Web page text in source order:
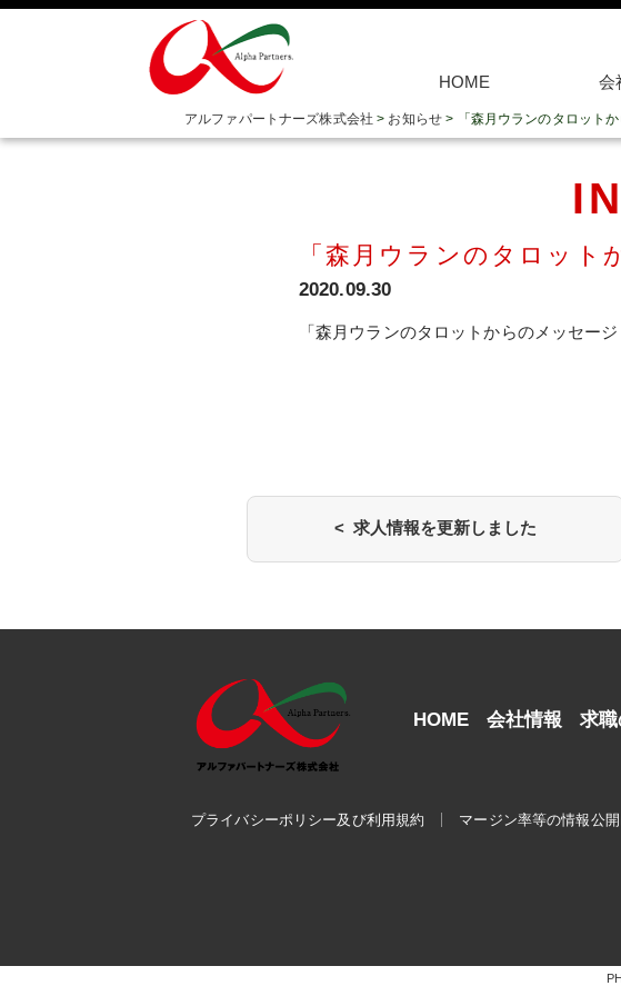
HOME 会
アルファパートナーズ株式会社 > お知らせ > 「森月ウランのタロット
「森月ウランのタロット
2020.09.30
「森月ウランのタロットからのメッセ
< 求人情報を更新しました
HOME 会社情報 求
プライバシーポリシー及び利用規約 マージン率等の情報公